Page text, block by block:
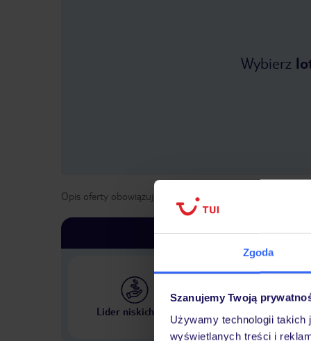
Zgoda
Szanujemy Twoją
Używamy technologii
wyświetlanych treści i
Wybierz
Opis oferty obowiązuje dla wyjazdów w terminie
Lider niskich cen
Największe biuro
w Polsce